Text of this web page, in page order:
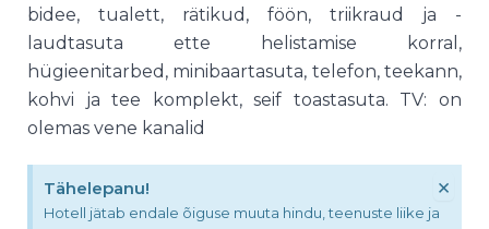
bidee, tualett, rätikud, föön, triikraud ja -
laudtasuta ette helistamise korral,
hügieenitarbed, minibaartasuta, telefon, teekann,
kohvi ja tee komplekt, seif toastasuta. TV: on
olemas vene kanalid
Tähelepanu!
Hotell jätab endale õiguse muuta hindu, teenuste liike ja
×